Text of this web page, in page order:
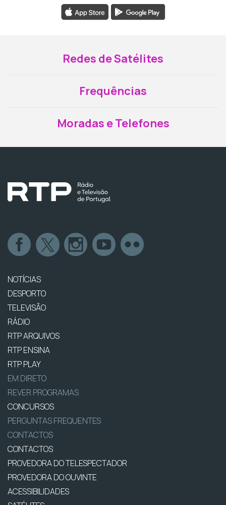
Redes de Satélites
Frequências
Moradas e Telefones
NOTÍCIAS
DESPORTO
TELEVISÃO
RÁDIO
RTP ARQUIVOS
RTP ENSINA
RTP PLAY
EM DIRETO
REVER PROGRAMAS
CONCURSOS
PERGUNTAS FREQUENTES
CONTACTOS
CONTACTOS
PROVEDORA DO TELESPECTADOR
PROVEDORA DO OUVINTE
ACESSIBILIDADES